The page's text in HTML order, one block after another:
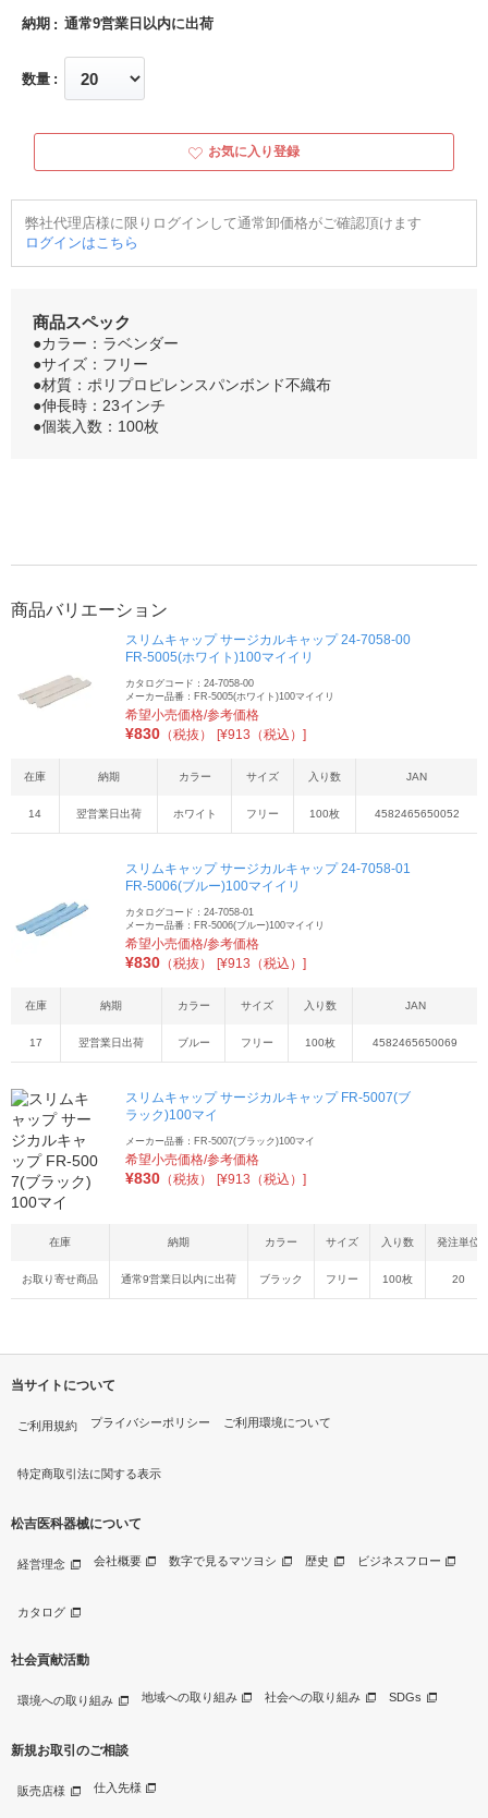
納期 通常9営業日以内に出荷
数量
お気に入り登録
弊社代理店様に限りログインして通常卸価格がご確認頂けます
ログインはこちら
商品スペック
●カラー：ラベンダー
●サイズ：フリー
●材質：ポリプロピレンスパンボンド不織布
●伸長時：23インチ
●個装入数：100枚
商品バリエーション
スリムキャップ サージカルキャップ 24-7058-00
FR-5005(ホワイト)100マイイリ
カタログコード：24-7058-00
メーカー品番：FR-5005(ホワイト)100マイイリ
希望小売価格/参考価格
¥830 （税抜） [¥913（税込）]
在庫 納期 カラー サイズ 入り数 JAN
14 翌営業日出荷 ホワイト フリー 100枚 4582465650052
スリムキャップ サージカルキャップ 24-7058-01
FR-5006(ブルー)100マイイリ
カタログコード：24-7058-01
メーカー品番：FR-5006(ブルー)100マイイリ
希望小売価格/参考価格
¥830 （税抜） [¥913（税込）]
在庫 納期 カラー サイズ 入り数 JAN
17 翌営業日出荷 ブルー フリー 100枚 4582465650069
スリムキャップ サージカルキャップ FR-5007(ブ
ラック)100マイ
メーカー品番：FR-5007(ブラック)100マイ
希望小売価格/参考価格
¥830 （税抜） [¥913（税込）]
在庫 納期 カラー サイズ 入り数 発注単位
お取り寄せ商品 通常9営業日以内に出荷 ブラック フリー 100枚 20
当サイトについて
ご利用規約 プライバシーポリシー ご利用環境について
特定商取引法に関する表示
松吉医科器械について
経営理念 会社概要 数字で見るマツヨシ 歴史 ビジネスフロー
カタログ
社会貢献活動
環境への取り組み 地域への取り組み 社会への取り組み SDGs
新規お取引のご相談
販売店様 仕入先様